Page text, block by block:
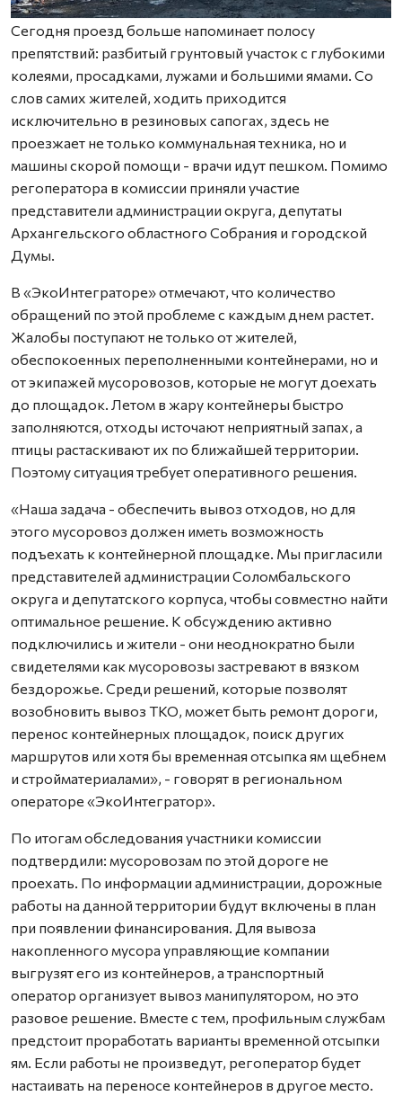
Сегодня проезд больше напоминает полосу
препятствий: разбитый грунтовый участок с глубокими
колеями, просадками, лужами и большими ямами. Со
слов самих жителей, ходить приходится
исключительно в резиновых сапогах, здесь не
проезжает не только коммунальная техника, но и
машины скорой помощи - врачи идут пешком. Помимо
регоператора в комиссии приняли участие
представители администрации округа, депутаты
Архангельского областного Собрания и городской
Думы.
В «ЭкоИнтеграторе» отмечают, что количество
обращений по этой проблеме с каждым днем растет.
Жалобы поступают не только от жителей,
обеспокоенных переполненными контейнерами, но и
от экипажей мусоровозов, которые не могут доехать
до площадок. Летом в жару контейнеры быстро
заполняются, отходы источают неприятный запах, а
птицы растаскивают их по ближайшей территории.
Поэтому ситуация требует оперативного решения.
«Наша задача - обеспечить вывоз отходов, но для
этого мусоровоз должен иметь возможность
подъехать к контейнерной площадке. Мы пригласили
представителей администрации Соломбальского
округа и депутатского корпуса, чтобы совместно найти
оптимальное решение. К обсуждению активно
подключились и жители - они неоднократно были
свидетелями как мусоровозы застревают в вязком
бездорожье. Среди решений, которые позволят
возобновить вывоз ТКО, может быть ремонт дороги,
перенос контейнерных площадок, поиск других
маршрутов или хотя бы временная отсыпка ям щебнем
и стройматериалами», - говорят в региональном
операторе «ЭкоИнтегратор».
По итогам обследования участники комиссии
подтвердили: мусоровозам по этой дороге не
проехать. По информации администрации, дорожные
работы на данной территории будут включены в план
при появлении финансирования. Для вывоза
накопленного мусора управляющие компании
выгрузят его из контейнеров, а транспортный
оператор организует вывоз манипулятором, но это
разовое решение. Вместе с тем, профильным службам
предстоит проработать варианты временной отсыпки
ям. Если работы не произведут, регоператор будет
настаивать на переносе контейнеров в другое место.